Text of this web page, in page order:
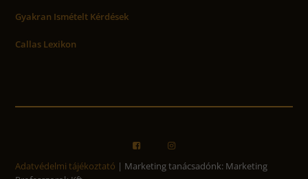
Gyakran Ismételt Kérdések
Callas Lexikon
Adatvédelmi tájékoztató | Marketing tanácsadónk: Marketing